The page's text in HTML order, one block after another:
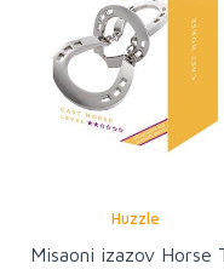
Huzzle
Misaoni izazov Horse